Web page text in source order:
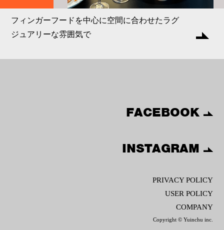
フィンガーフードを中心に空間に合わせたラグ
ジュアリーな雰囲気で
FACEBOOK
INSTAGRAM
PRIVACY POLICY
USER POLICY
COMPANY
Copyright © Yuinchu inc.